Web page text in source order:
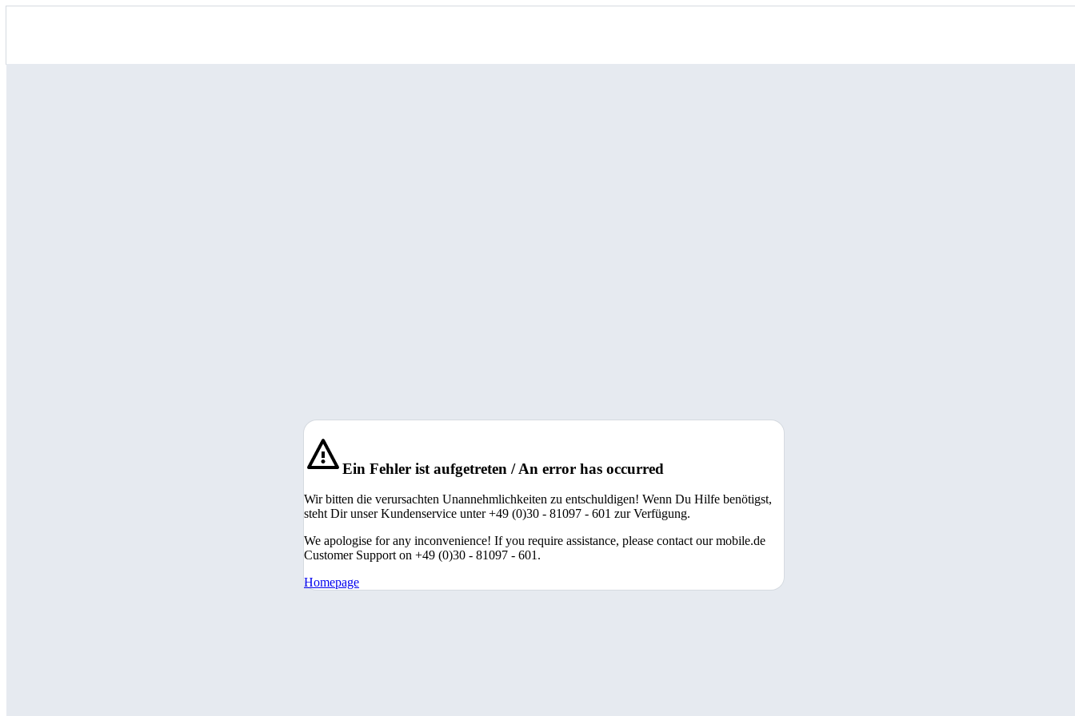
Ein Fehler ist aufgetreten / An error has occurred
Wir bitten die verursachten Unannehmlichkeiten zu entschuldigen! Wenn Du Hilfe benötigst,
steht Dir unser Kundenservice unter +49 (0)30 - 81097 - 601 zur Verfügung.
We apologise for any inconvenience! If you require assistance, please contact our mobile.de
Customer Support on +49 (0)30 - 81097 - 601.
Homepage